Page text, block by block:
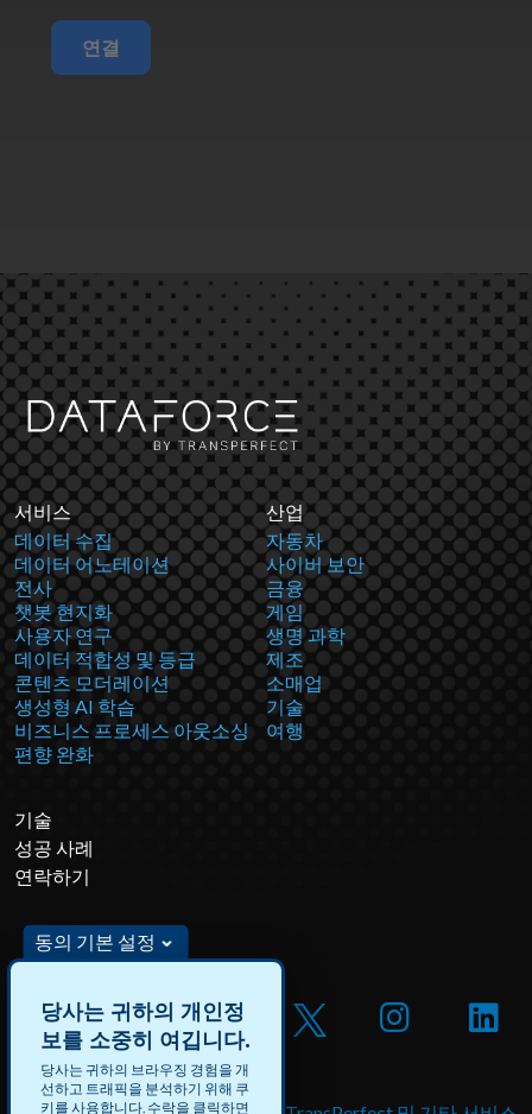
연결
서비스
데이터 수집
데이터 어노테이션
전사
챗봇 현지화
사용자 연구
데이터 적합성 및 등급
콘텐츠 모더레이션
생성형 AI 학습
비즈니스 프로세스 아웃소싱
편향 완화
산업
자동차
사이버 보안
금융
게임
생명 과학
제조
소매업
기술
여행
기술
성공 사례
연락하기
동의 기본 설정
당사는 귀하의 개인정
보를 소중히 여깁니다.
당사는 귀하의 브라우징 경험을 개
선하고 트래픽을 분석하기 위해 쿠
키를 사용합니다. 수락을 클릭하면